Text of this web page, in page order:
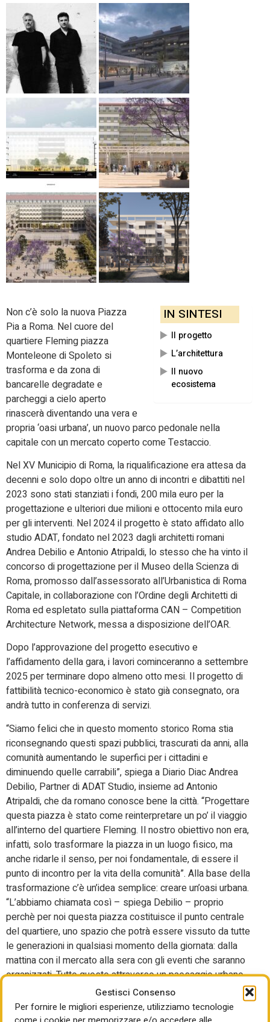
Gestisci Consenso
Per fornire le migliori esperienze, utilizziamo tecnologie
IN SINTESI
Il progetto
L’architettura
Il nuovo
ecosistema
Non c’è solo la nuova Piazza
Pia a Roma. Nel cuore del
quartiere Fleming piazza
Monteleone di Spoleto si
trasforma e da zona di
bancarelle degradate e
parcheggi a cielo aperto
rinascerà diventando una vera e
propria ‘oasi urbana’, un nuovo parco pedonale nella
capitale con un mercato coperto come Testaccio.
Nel XV Municipio di Roma, la riqualificazione era attesa da
decenni e solo dopo oltre un anno di incontri e dibattiti nel
2023 sono stati stanziati i fondi, 200 mila euro per la
progettazione e ulteriori due milioni e ottocento mila euro
per gli interventi. Nel 2024 il progetto è stato affidato allo
studio ADAT, fondato nel 2023 dagli architetti romani
Andrea Debilio e Antonio Atripaldi, lo stesso che ha vinto il
concorso di progettazione per il Museo della Scienza di
Roma, promosso dall’assessorato all’Urbanistica di Roma
Capitale, in collaborazione con l’Ordine degli Architetti di
Roma ed espletato sulla piattaforma CAN – Competition
Architecture Network, messa a disposizione dell’OAR.
Dopo l’approvazione del progetto esecutivo e
l’affidamento della gara, i lavori cominceranno a settembre
2025 per terminare dopo almeno otto mesi. Il progetto di
fattibilità tecnico-economico è stato già consegnato, ora
andrà tutto in conferenza di servizi.
“Siamo felici che in questo momento storico Roma stia
riconsegnando questi spazi pubblici, trascurati da anni, alla
comunità aumentando le superfici per i cittadini e
diminuendo quelle carrabili”, spiega a Diario Diac Andrea
Debilio, Partner di ADAT Studio, insieme ad Antonio
Atripaldi, che da romano conosce bene la città. “Progettare
questa piazza è stato come reinterpretare un po’ il viaggio
all’interno del quartiere Fleming. Il nostro obiettivo non era,
infatti, solo trasformare la piazza in un luogo fisico, ma
anche ridarle il senso, per noi fondamentale, di essere il
punto di incontro per la vita della comunità”. Alla base della
trasformazione c’è un’idea semplice: creare un’oasi urbana.
“L’abbiamo chiamata così – spiega Debilio – proprio
perchè per noi questa piazza costituisce il punto centrale
del quartiere, uno spazio che potrà essere vissuto da tutte
le generazioni in qualsiasi momento della giornata: dalla
mattina con il mercato alla sera con gli eventi che saranno
organizzati. Tutto questo attraverso un paesaggio urbano
che dialoga con la natura e restituisce qualità alla vita
quotidiana con nuove alberature e uno spazio pedonale
vivibile e sostenibile. Roma è una città che può dire ancora